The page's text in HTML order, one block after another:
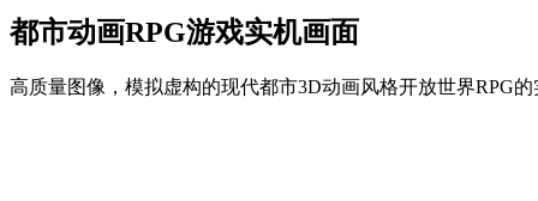
都市动画RPG游戏实机画面
高质量图像，模拟虚构的现代都市3D动画风格开放世界RPG